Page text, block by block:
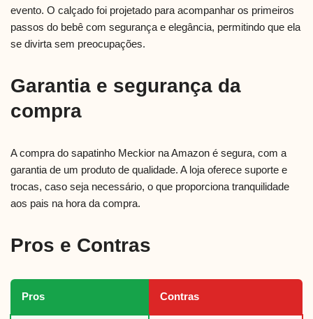
evento. O calçado foi projetado para acompanhar os primeiros
passos do bebê com segurança e elegância, permitindo que ela
se divirta sem preocupações.
Garantia e segurança da
compra
A compra do sapatinho Meckior na Amazon é segura, com a
garantia de um produto de qualidade. A loja oferece suporte e
trocas, caso seja necessário, o que proporciona tranquilidade
aos pais na hora da compra.
Pros e Contras
Pros Contras